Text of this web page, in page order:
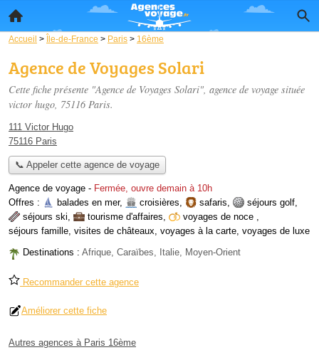
Accueil > Île-de-France > Paris > 16ème
Agence de Voyages Solari
Cette fiche présente "Agence de Voyages Solari", agence de voyage située
victor hugo, 75116 Paris.
111 Victor Hugo
75116 Paris
📞 Appeler cette agence de voyage
Agence de voyage - Fermée, ouvre demain à 10h
Offres :
balades en mer, croisières, safaris, séjours golf,
séjours ski, tourisme d'affaires, voyages de noce ,
séjours famille, visites de châteaux, voyages à la carte, voyages de luxe
Destinations : Afrique, Caraïbes, Italie, Moyen-Orient
Recommander cette agence
Améliorer cette fiche
Autres agences à Paris 16ème